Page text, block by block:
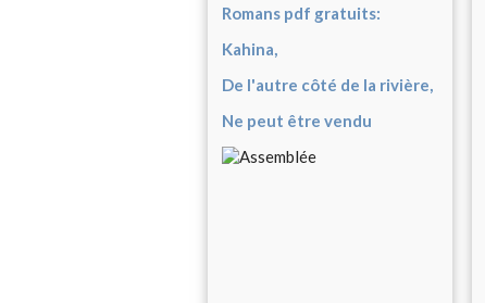
Romans pdf gratuits:
Kahina,
De l'autre côté de la rivière,
Ne peut être vendu